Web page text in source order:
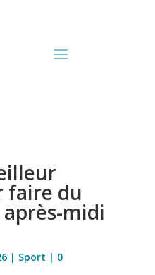
faire du
midi
| Sport | 0